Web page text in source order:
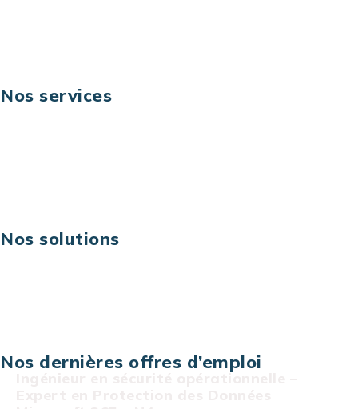
Nos services
Nos solutions
Nos dernières offres d’emploi
Ingénieur en sécurité opérationnelle –